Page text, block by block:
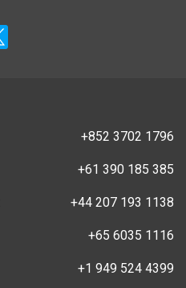
+852 3702 1796
+61 390 185 385
+44 207 193 1138
+65 6035 1116
+1 949 524 4399